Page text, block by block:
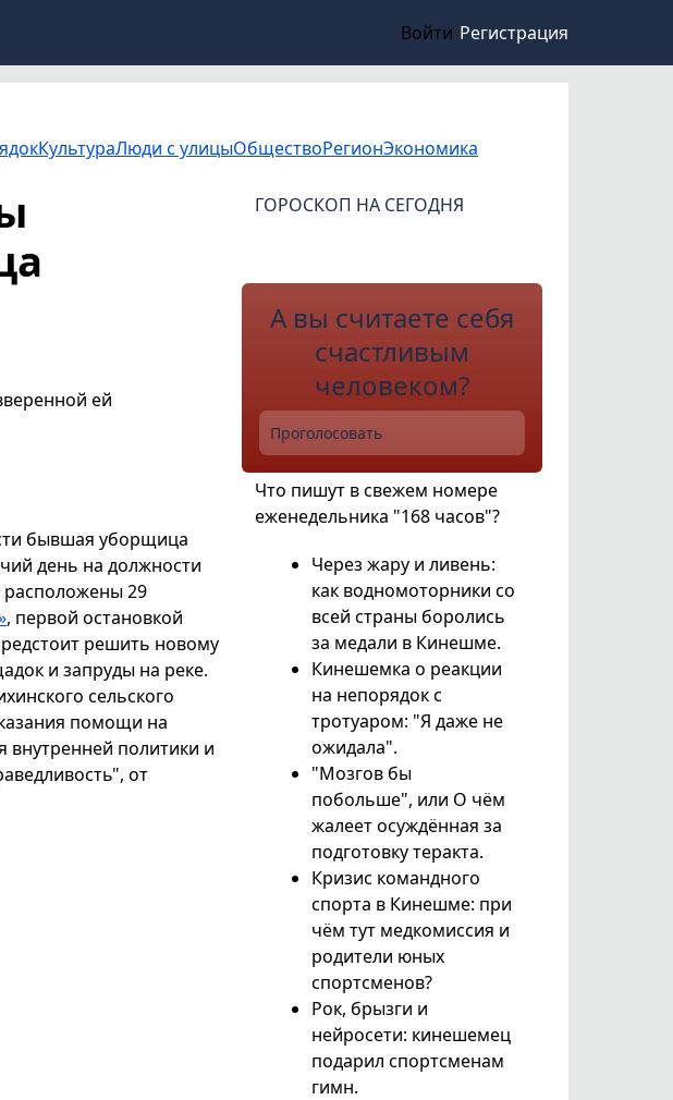
Войти Регистрация
КультураЛюди с улицыОбществоРегионЭкономика
ей
бывшая уборщица
день на должности
расположены 29
, первой остановкой
решить новому
и запруды на реке.
сельского
помощи на
внутренней политики и
от
ГОРОСКОП НА СЕГОДНЯ
А вы считаете себя
счастливым
человеком?
Проголосовать
Что пишут в свежем номере
еженедельника "168 часов"?
Через жару и ливень:
как водномоторники со
всей страны боролись
за медали в Кинешме.
Кинешемка о реакции
на непорядок с
тротуаром: "Я даже не
ожидала".
"Мозгов бы
побольше", или О чём
жалеет осуждённая за
подготовку теракта.
Кризис командного
спорта в Кинешме: при
чём тут медкомиссия и
родители юных
спортсменов?
Рок, брызги и
нейросети: кинешемец
подарил спортсменам
гимн.